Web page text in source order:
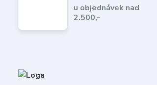
u objednávek nad
2.500,-